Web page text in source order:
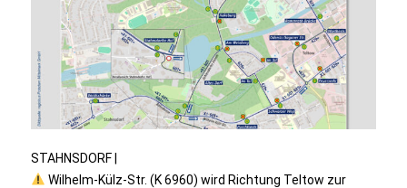
STAHNSDORF |
Wilhelm-Külz-Str. (K 6960) wird Richtung Teltow zur